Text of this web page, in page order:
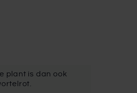
plant is dan ook